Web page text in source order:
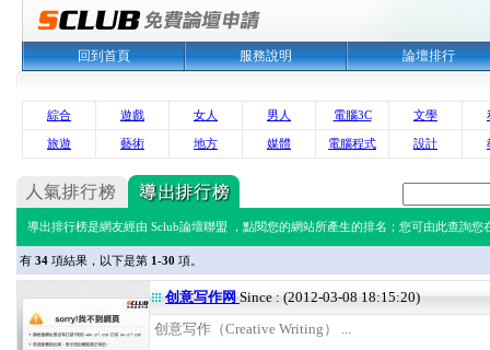
回到首頁 服務說明 論壇排行
綜合 遊戲 女人 男人 電腦3C 文學
旅遊 藝術 地方 媒體 電腦程式 設計
導出排行榜是網友經由 Sclub論壇聯盟 ，點閱您的網站所產生的排名；您可由此查詢您
有 34 項結果，以下是第 1-30 項。
创意写作网 Since : (2012-03-08 18:15:20)
创意写作（Creative Writing） ...